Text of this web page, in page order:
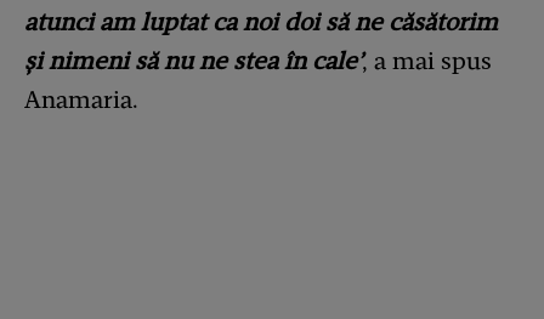
atunci am luptat ca noi doi să ne căsătorim
și nimeni să nu ne stea în cale’, a mai spus
Anamaria.